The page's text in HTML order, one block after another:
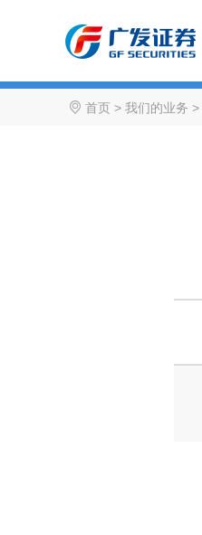
首页 > 我们的业务 >